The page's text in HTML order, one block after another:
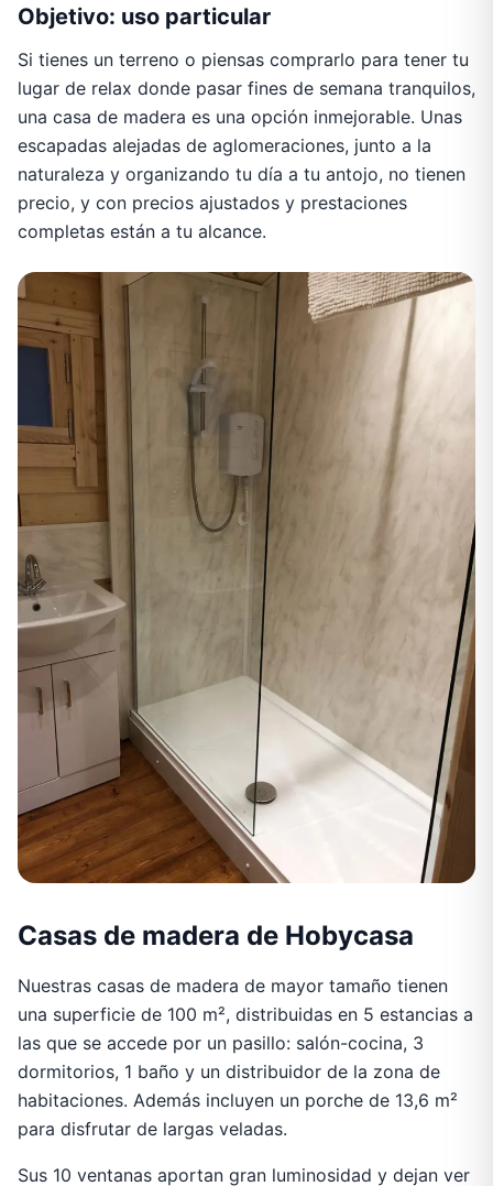
Objetivo: uso particular
Si tienes un terreno o piensas comprarlo para tener tu
lugar de relax donde pasar fines de semana tranquilos,
una casa de madera es una opción inmejorable. Unas
escapadas alejadas de aglomeraciones, junto a la
naturaleza y organizando tu día a tu antojo, no tienen
precio, y con precios ajustados y prestaciones
completas están a tu alcance.
Casas de madera de Hobycasa
Nuestras casas de madera de mayor tamaño tienen
una superficie de 100 m², distribuidas en 5 estancias a
las que se accede por un pasillo: salón-cocina, 3
dormitorios, 1 baño y un distribuidor de la zona de
habitaciones. Además incluyen un porche de 13,6 m²
para disfrutar de largas veladas.
Sus 10 ventanas aportan gran luminosidad y dejan ver